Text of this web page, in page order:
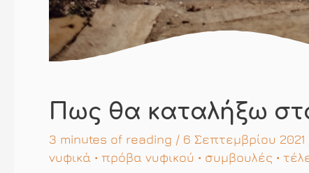
Πως θα καταλήξω
3 minutes of reading / 6 Σεπτεμβρίου
νυφικά • πρόβα νυφικού • συμβουλές •